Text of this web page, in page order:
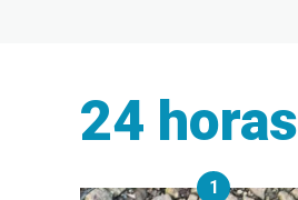
24 horas
1